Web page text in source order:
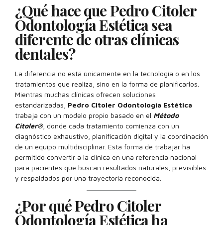
¿Qué hace que Pedro Citoler
Odontología Estética sea
diferente de otras clínicas
dentales?
La diferencia no está únicamente en la tecnología o en los
tratamientos que realiza, sino en la forma de planificarlos.
Mientras muchas clínicas ofrecen soluciones
estandarizadas, Pedro Citoler Odontología Estética
trabaja con un modelo propio basado en el Método
Citoler®, donde cada tratamiento comienza con un
diagnóstico exhaustivo, planificación digital y la coordinación
de un equipo multidisciplinar. Esta forma de trabajar ha
permitido convertir a la clínica en una referencia nacional
para pacientes que buscan resultados naturales, previsibles
y respaldados por una trayectoria reconocida.
¿Por qué Pedro Citoler
Odontología Estética ha